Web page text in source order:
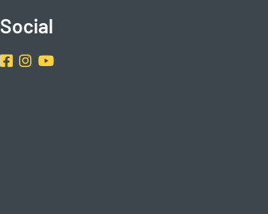
Social
Facebook
Instragram
Youtube